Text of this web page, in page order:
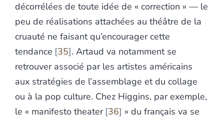
décorrélées de toute idée de « correction » — le
peu de réalisations attachées au théâtre de la
cruauté ne faisant qu’encourager cette
tendance 35 . Artaud va notamment se
retrouver associé par les artistes américains
aux stratégies de l’assemblage et du collage
ou à la pop culture. Chez Higgins, par exemple,
le « manifesto theater 36 » du français va se